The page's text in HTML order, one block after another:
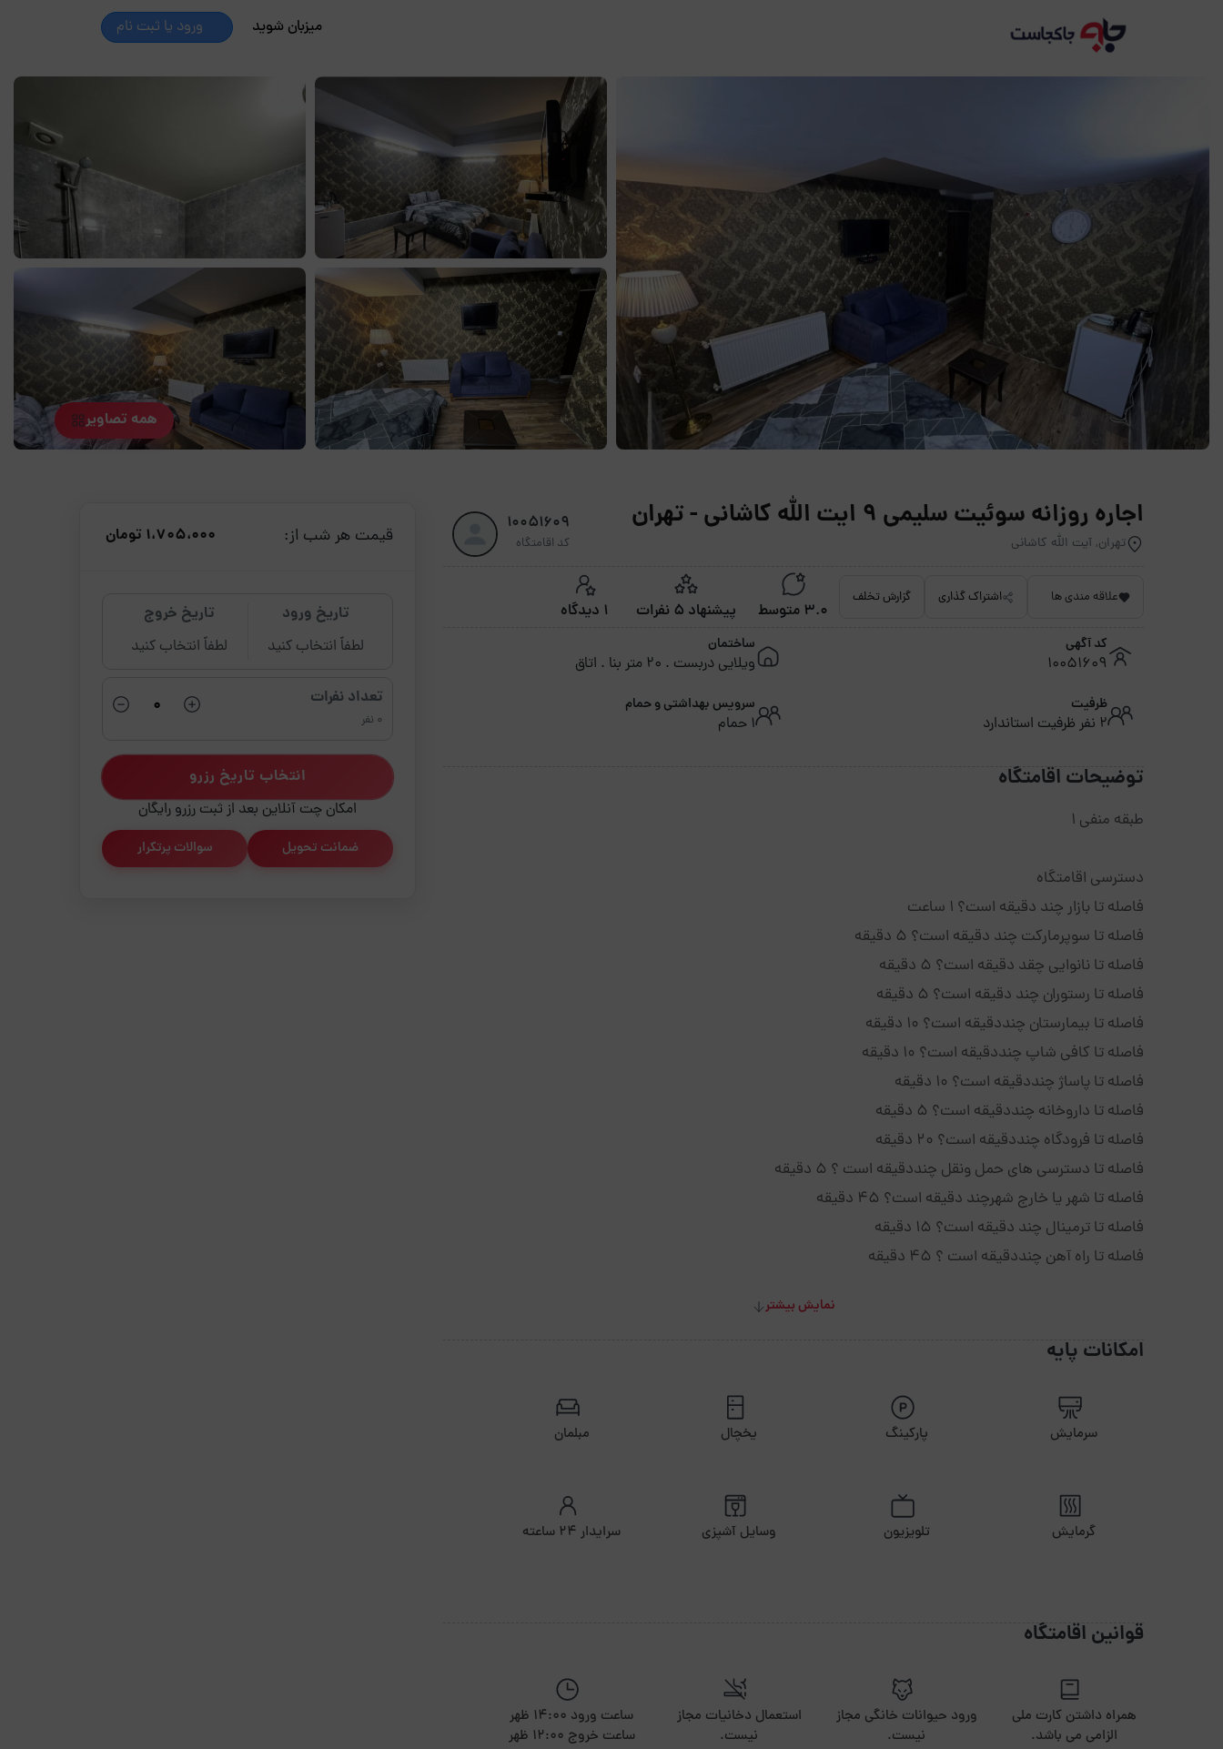
میزبان شوید ورود یا ثبت نام
همه تصاویر
اجاره روزانه سوئیت سلیمی 9 ایت الله کاشانی - تهران
تهران, آیت الله کاشانی
10051609
کد اقامتگاه
علاقه مندی ها اشتراک گذاری گزارش تخلف
3.0 متوسط پیشنهاد 5 نفرات 1 دیدگاه
کد آگهی
10051609
ساختمان
ویلایی دربست . 20 متر بنا . اتاق
ظرفیت
2 نفر ظرفیت استاندارد
سرویس بهداشتی و حمام
1 حمام
توضیحات اقامتگاه
طبقه منفی 1
دسترسی اقامتگاه
فاصله تا بازار چند دقیقه است؟ 1 ساعت
فاصله تا سوپرمارکت چند دقیقه است؟ 5 دقیقه
فاصله تا نانوایی چقد دقیقه است؟ 5 دقیقه
فاصله تا رستوران چند دقیقه است؟ 5 دقیقه
فاصله تا بیمارستان چنددقیقه است؟ 10 دقیقه
فاصله تا کافی شاپ چنددقیقه است؟ 10 دقیقه
فاصله تا پاساژ چنددقیقه است؟ 10 دقیقه
فاصله تا داروخانه چنددقیقه است؟ 5 دقیقه
فاصله تا فرودگاه چنددقیقه است؟ 20 دقیقه
فاصله تا دسترسی های حمل ونقل چنددقیقه است ؟ 5 دقیقه
فاصله تا شهر یا خارج شهرچند دقیقه است؟ 45 دقیقه
فاصله تا ترمینال چند دقیقه است؟ 15 دقیقه
فاصله تا راه آهن چنددقیقه است ؟ 45 دقیقه
نمایش بیشتر
امکانات پایه
سرمایش پارکینگ یخچال مبلمان
گرمایش تلویزیون وسایل آشپزی سرایدار ۲۴ ساعته
قوانین اقامتگاه
همراه داشتن کارت ملی
الزامی می باشد.
ورود حیوانات خانگی مجاز
نیست.
استعمال دخانیات مجاز
نیست.
ساعت ورود 14:00 ظهر
ساعت خروج 12:00 ظهر
قیمت هر شب از: 1،705،000 تومان
تاریخ ورود
لطفاً انتخاب کنید
تاریخ خروج
لطفاً انتخاب کنید
تعداد نفرات
0 نفر
انتخاب تاریخ رزرو
امکان چت آنلاین بعد از ثبت رزرو رایگان
ضمانت تحویل سوالات پرتکرار